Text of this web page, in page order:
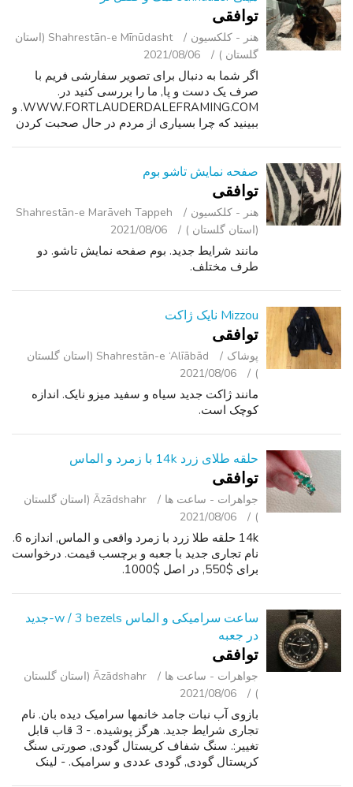
توافقی
هنر - کلکسیون
Shahrestān-e Mīnūdasht (استان
گلستان )
2021/08/06
اگر شما به دنبال برای تصویر سفارشی فریم با
صرف یک دست و پا, ما را بررسی کنید در.
WWW.FORTLAUDERDALEFRAMING.COM. و
ببینید که چرا بسیاری از مردم در حال صحبت کردن
صفحه نمایش تاشو بوم
توافقی
هنر - کلکسیون
Shahrestān-e Marāveh Tappeh
(استان گلستان )
2021/08/06
مانند شرایط جدید. بوم صفحه نمایش تاشو. دو
طرف مختلف.
Mizzou نایک ژاکت
توافقی
پوشاک
Shahrestān-e ‘Alīābād (استان گلستان
)
2021/08/06
مانند ژاکت جدید سیاه و سفید میزو نایک. اندازه
کوچک است.
حلقه طلای زرد 14k با زمرد و الماس
توافقی
جواهرات - ساعت ‌ها
Āzādshahr (استان گلستان
)
2021/08/06
14k حلقه طلا زرد با زمرد واقعی و الماس, اندازه 6.
نام تجاری جدید با جعبه و برچسب قیمت. درخواست
برای $550, در اصل $1000.
ساعت سرامیکی و الماس w / 3 bezels-جدید
در جعبه
توافقی
جواهرات - ساعت ‌ها
Āzādshahr (استان گلستان
)
2021/08/06
بازوی آب نبات جامد خانمها سرامیک دیده بان. نام
تجاری شرایط جدید. هرگز پوشیده. - 3 قاب قابل
تغییر:. سنگ شفاف کریستال گودی, صورتی سنگ
کریستال گودی, گودی عددی و سرامیک. - لینک